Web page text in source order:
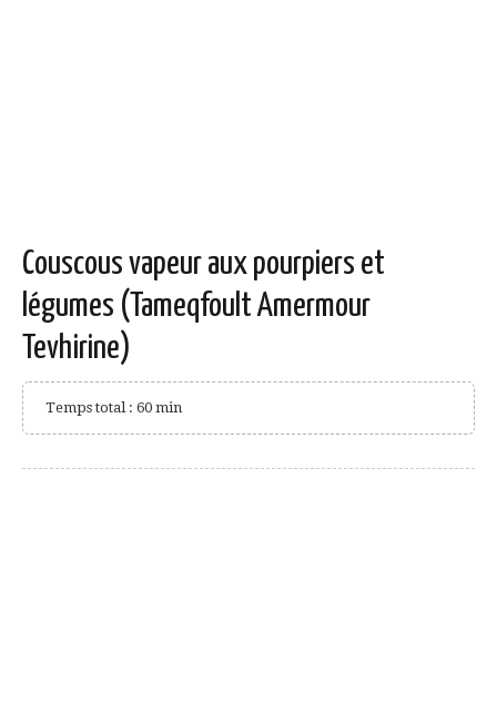
Couscous vapeur aux pourpiers et
légumes (Tameqfoult Amermour
Tevhirine)
Temps total : 60 min